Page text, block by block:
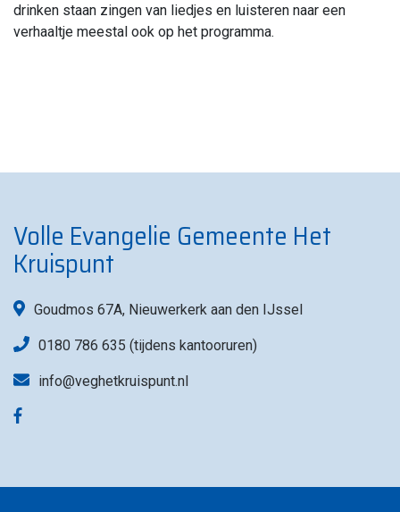
drinken staan zingen van liedjes en luisteren naar een
verhaaltje meestal ook op het programma.
Volle Evangelie Gemeente Het
Kruispunt
Goudmos 67A, Nieuwerkerk aan den IJssel
0180 786 635 (tijdens kantooruren)
info@veghetkruispunt.nl